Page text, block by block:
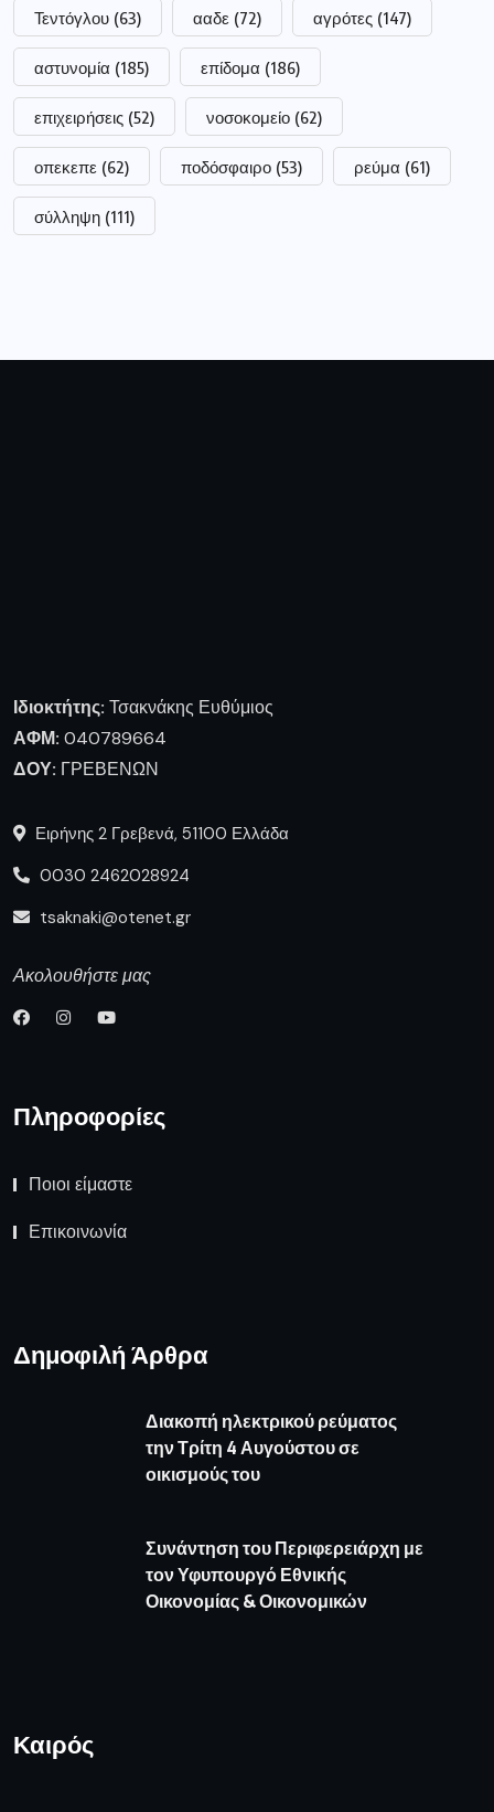
Τεντόγλου (63) ααδε (72) αγρότες (147)
αστυνομία (185) επίδομα (186)
επιχειρήσεις (52) νοσοκομείο (62)
οπεκεπε (62) ποδόσφαιρο (53) ρεύμα (61)
σύλληψη (111)
Ιδιοκτήτης: Τσακνάκης Ευθύμιος
ΑΦΜ: 040789664
ΔΟΥ: ΓΡΕΒΕΝΩΝ
Ειρήνης 2 Γρεβενά, 51100 Ελλάδα
0030 2462028924
tsaknaki@otenet.gr
Ακολουθήστε μας
Πληροφορίες
Ποιοι είμαστε
Επικοινωνία
Δημοφιλή Άρθρα
Διακοπή ηλεκτρικού ρεύματος
την Τρίτη 4 Αυγούστου σε
οικισμούς του
Συνάντηση του Περιφερειάρχη με
τον Υφυπουργό Εθνικής
Οικονομίας & Οικονομικών
Καιρός